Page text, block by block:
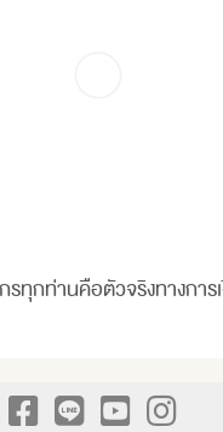
รทุกท่านคือตัวจริงทางการ